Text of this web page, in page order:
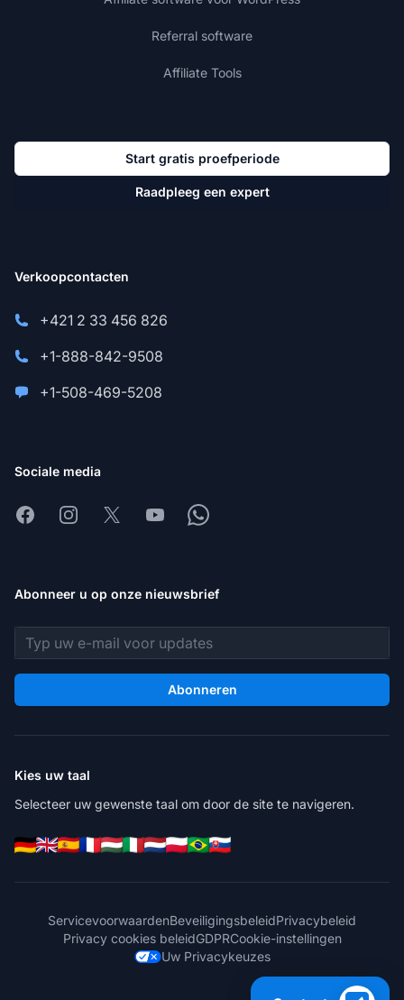
Referral software
Affiliate Tools
Start gratis proefperiode
Raadpleeg een expert
Verkoopcontacten
+421 2 33 456 826
+1-888-842-9508
+1-508-469-5208
Sociale media
FacebookInstagram
X YoutubeWhatsapp
Abonneer u op onze nieuwsbrief
E-mailadres
Abonneren
Kies uw taal
Selecteer uw gewenste taal om door de site te navigeren.
ServicevoorwaardenBeveiligingsbeleidPrivacybeleid
Privacy cookies beleidGDPRCookie-instellingen
Uw Privacykeuzes